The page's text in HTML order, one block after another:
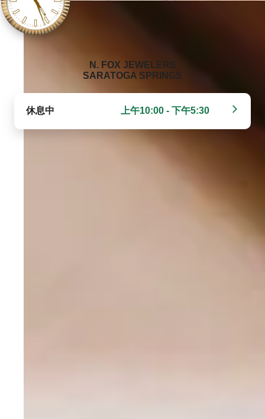
‭N. FOX JEWELERS
SARATOGA SPRINGS‬
休息中 上午10:00 - 下午5:30